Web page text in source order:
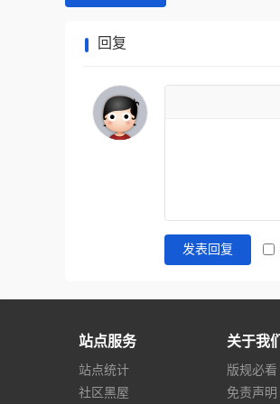
回复
发表回复
站点服务
站点统计
社区黑屋
关于我们
版规必看
免责声明